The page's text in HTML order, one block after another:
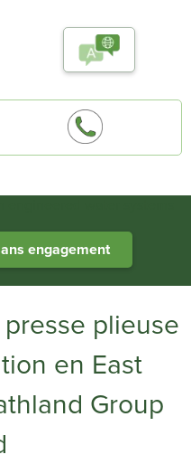
engagement
plieuse
en East
Group